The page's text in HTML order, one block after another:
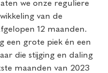
we onze reguliere
van de
12 maanden.
een grote piek én een
die stijging en daling
maanden van 2023